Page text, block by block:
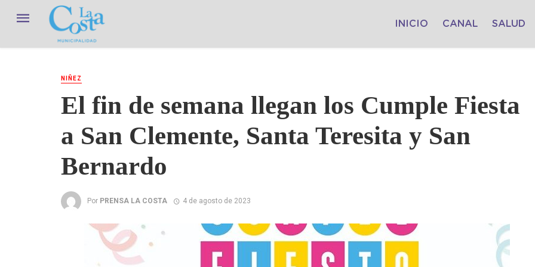
INICIO CANAL SALUD
NIÑEZ
El fin de semana llegan los Cumple Fiesta
a San Clemente, Santa Teresita y San
Bernardo
Por PRENSA LA COSTA 4 de agosto de 2023